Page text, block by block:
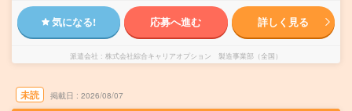
気になる! 応募へ進む 詳しく見る
派遣会社 株式会社綜合キャリアオプション 製造事業部（全国）
未読 掲載日 2026/08/07